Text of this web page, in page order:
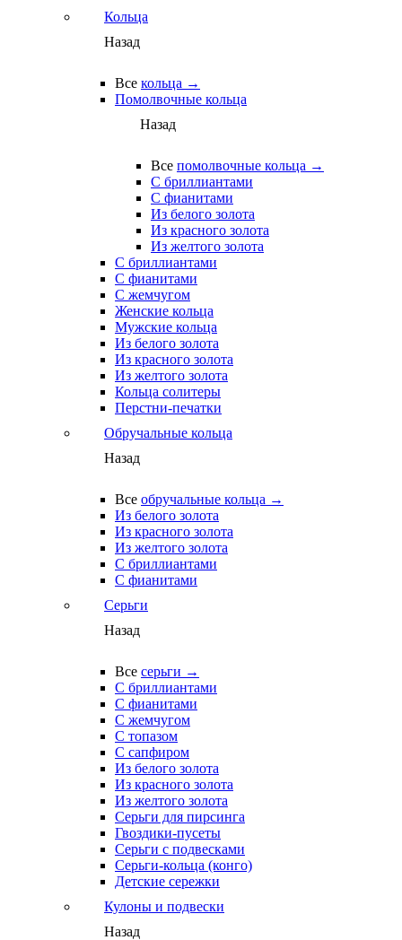
Кольца
Назад
Все кольца →
Помолвочные кольца
Назад
Все помолвочные кольца →
С бриллиантами
С фианитами
Из белого золота
Из красного золота
Из желтого золота
С бриллиантами
С фианитами
С жемчугом
Женские кольца
Мужские кольца
Из белого золота
Из красного золота
Из желтого золота
Кольца солитеры
Перстни-печатки
Обручальные кольца
Назад
Все обручальные кольца →
Из белого золота
Из красного золота
Из желтого золота
С бриллиантами
С фианитами
Серьги
Назад
Все серьги →
С бриллиантами
С фианитами
С жемчугом
С топазом
С сапфиром
Из белого золота
Из красного золота
Из желтого золота
Серьги для пирсинга
Гвоздики-пусеты
Серьги с подвесками
Серьги-кольца (конго)
Детские сережки
Кулоны и подвески
Назад